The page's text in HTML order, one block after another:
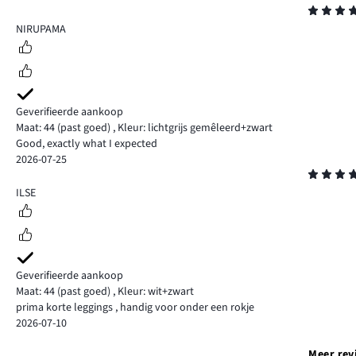
5
NIRUPAMA
Geverifieerde aankoop
Maat: 44 (past goed) , Kleur: lichtgrijs gemêleerd+zwart
Good, exactly what I expected
2026-07-25
5
ILSE
Geverifieerde aankoop
Maat: 44 (past goed) , Kleur: wit+zwart
prima korte leggings , handig voor onder een rokje
2026-07-10